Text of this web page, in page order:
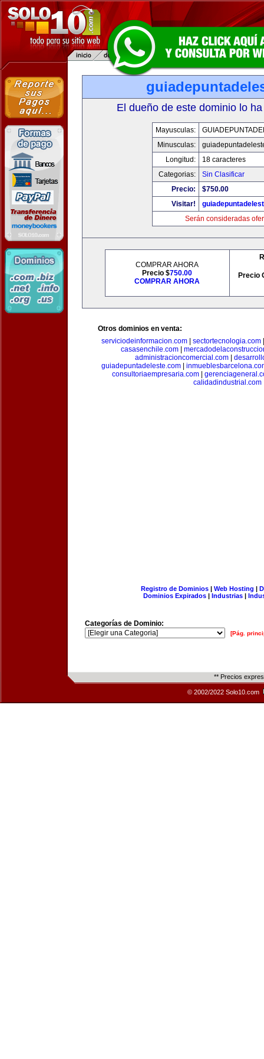
El dueño de este dominio lo
Mayusculas:
Minusculas:
Longitud:
18 caracteres
Categorias:
Sin Clasificar
Precio:
$750.00
Visitar!
Serán consideradas
COMPRAR AHORA
Precio $750.00
COMPRAR AHORA
Precio
Otros dominios en venta:
serviciodeinformacion.com
sectortecnologia.com
casasenchile.com|
administracioncomercial.com|
guiadepuntadeleste.com|
consultoriaempresaria.com
calidadindustrial.com
Registro de Dominios| Web Hosting |
Dominios Expirados | Industrias |
Categorías de Dominio:
[Pág.
** Precios
© 2002/2022 Solo10.com